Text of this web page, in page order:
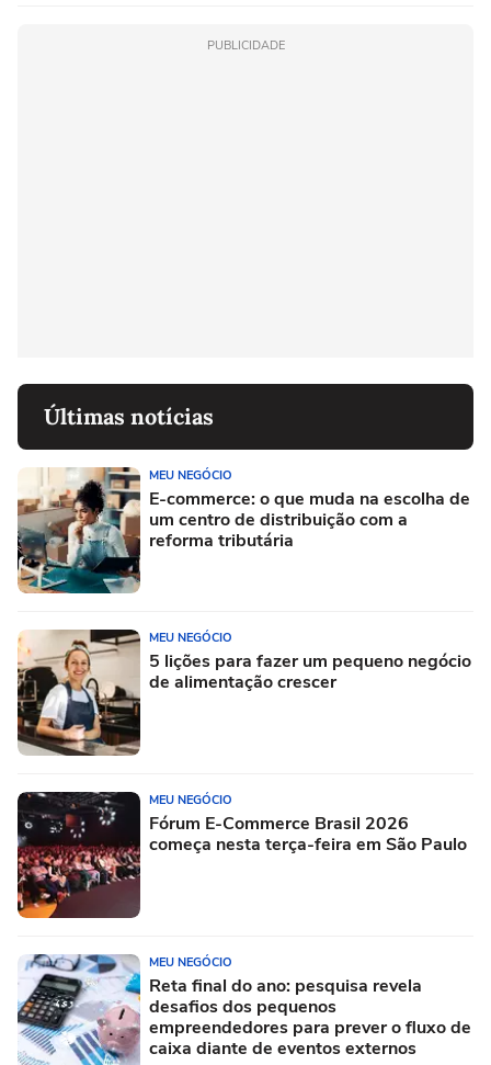
PUBLICIDADE
Últimas notícias
MEU NEGÓCIO
E-commerce: o que muda na escolha de
um centro de distribuição com a
reforma tributária
MEU NEGÓCIO
5 lições para fazer um pequeno negócio
de alimentação crescer
MEU NEGÓCIO
Fórum E-Commerce Brasil 2026
começa nesta terça-feira em São Paulo
MEU NEGÓCIO
Reta final do ano: pesquisa revela
desafios dos pequenos
empreendedores para prever o fluxo de
caixa diante de eventos externos